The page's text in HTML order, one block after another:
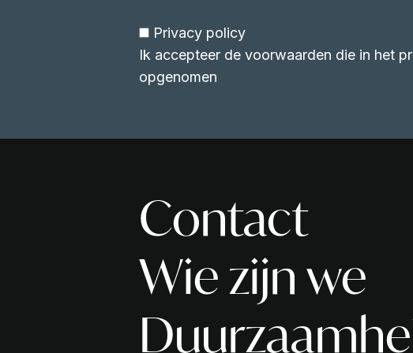
Privacy policy
Ik accepteer de voorwaarden die in het
opgenomen
Contact
Wie zijn we